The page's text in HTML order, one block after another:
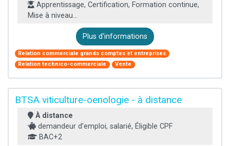
Apprentissage, Certification, Formation continue,
Mise à niveau...
Plus d'informations
Relation commerciale grands comptes et entreprises
Relation technico-commerciale
Vente
BTSA viticulture-oenologie - à distance
À distance
demandeur d’emploi, salarié, Éligible CPF
BAC+2